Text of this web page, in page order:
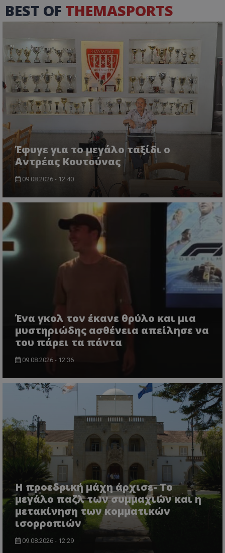
BEST OF THEMASPORTS
Έφυγε για το μεγάλο ταξίδι ο
Αντρέας Κουτούνας
09.08.2026 - 12:40
Ένα γκολ τον έκανε θρύλο και μια
μυστηριώδης ασθένεια απείλησε να
του πάρει τα πάντα
09.08.2026 - 12:36
Η προεδρική μάχη άρχισε- Το
μεγάλο παζλ των συμμαχιών και η
μετακίνηση των κομματικών
ισορροπιών
09.08.2026 - 12:29